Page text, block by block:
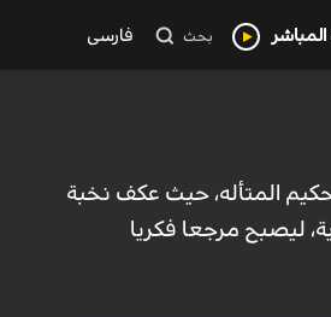
المباشر بحث فارسی
المتأله، حيث عكف نخبة
ليصبح مرجعا فكريا